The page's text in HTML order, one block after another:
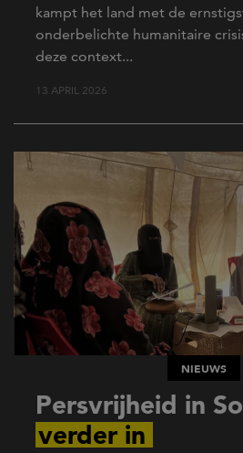
kampt het land met de
onderbelichte humanitaire
deze context...
13 APRIL 2026
NIEUWS
Persvrijheid in
verder in